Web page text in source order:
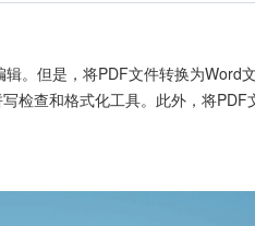
。但是，将PDF文件转换为Word
检查和格式化工具。此外，将PDF